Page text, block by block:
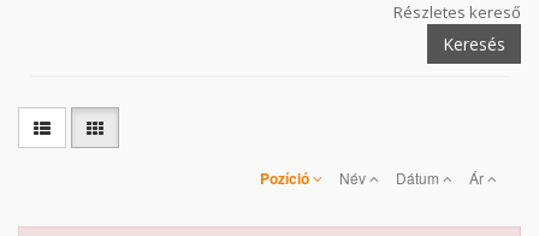
Részletes kereső
Keresés
Pozíció Név Dátum Ár